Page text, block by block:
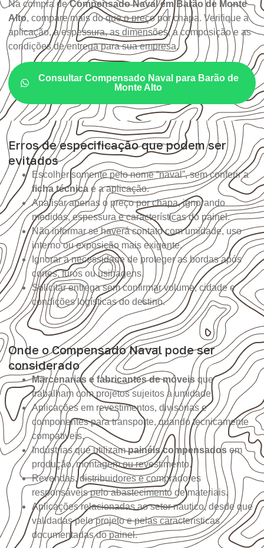
Na compra deCompensado Naval em Barão de Monte
Alto, compare mais do que o preço por chapa. Verifique a
aplicação, a espessura, as dimensões, a composição e as
condições de entrega para sua empresa.
Consultar Compensado Naval para Barão de
Monte Alto
Erros de especificação que podem ser
evitados
Escolher somente pelo nome “naval”, sem conferir a
ficha técnica e a aplicação.
Analisar apenas o preço por chapa, ignorando
medidas, espessura e características do painel.
Não informar se haverá contato com umidade, uso
interno ou exposição mais exigente.
Ignorar a necessidade de proteger as bordas após
cortes, furos ou usinagens.
Solicitar entrega sem confirmar volume, cidade e
condições logísticas do destino.
Onde o Compensado Naval pode ser
considerado
Marcenarias e fabricantes de móveis que
trabalham com projetos sujeitos à umidade.
Aplicações em revestimentos, divisórias e
componentes para transporte, quando tecnicamente
compatíveis.
Indústrias que utilizampainéis compensados em
produção, montagem ou revestimento.
Revendas, distribuidores e compradores
responsáveis pelo abastecimento de materiais.
Aplicações relacionadas ao setor náutico, desde que
validadas pelo projeto e pelas características
documentadas do painel.